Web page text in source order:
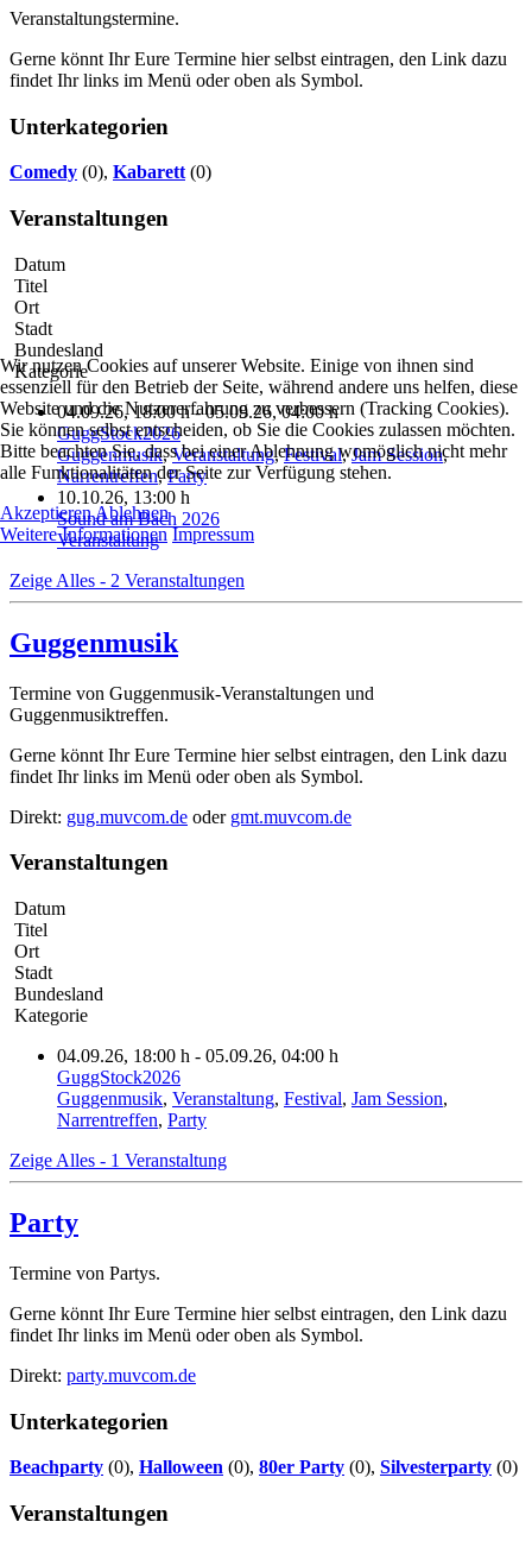
Veranstaltungstermine.
Gerne könnt Ihr Eure Termine hier selbst eintragen, den Link dazu
findet Ihr links im Menü oder oben als Symbol.
Unterkategorien
Comedy (0), Kabarett (0)
Veranstaltungen
Datum
Titel
Ort
Stadt
Bundesland
Kategorie
04.09.26, 18:00 h- 05.09.26,04:00 h
GuggStock2026
Guggenmusik,Veranstaltung,Festival,Jam Session,
Narrentreffen,Party
10.10.26, 13:00 h
Sound am Bach 2026
Veranstaltung
Zeige Alles - 2 Veranstaltungen
Guggenmusik
Termine von Guggenmusik-Veranstaltungen und
Guggenmusiktreffen.
Gerne könnt Ihr Eure Termine hier selbst eintragen, den Link dazu
findet Ihr links im Menü oder oben als Symbol.
Direkt: gug.muvcom.de oder gmt.muvcom.de
Veranstaltungen
Datum
Titel
Ort
Stadt
Bundesland
Kategorie
04.09.26, 18:00 h - 05.09.26, 04:00 h
GuggStock2026
Guggenmusik, Veranstaltung, Festival, Jam Session,
Narrentreffen, Party
Zeige Alles - 1 Veranstaltung
Party
Termine von Partys.
Gerne könnt Ihr Eure Termine hier selbst eintragen, den Link dazu
findet Ihr links im Menü oder oben als Symbol.
Direkt: party.muvcom.de
Unterkategorien
Beachparty (0), Halloween (0), 80er Party (0), Silvesterparty (0)
Veranstaltungen
Wir nutzen Cookies auf unserer Website. Einige von ihnen sind
essenziell für den Betrieb der Seite, während andere uns helfen, diese
Website und die Nutzererfahrung zu verbessern (Tracking Cookies).
Sie können selbst entscheiden, ob Sie die Cookies zulassen möchten.
Bitte beachten Sie, dass bei einer Ablehnung womöglich nicht mehr
alle Funktionalitäten der Seite zur Verfügung stehen.
Akzeptieren Ablehnen
Weitere Informationen Impressum